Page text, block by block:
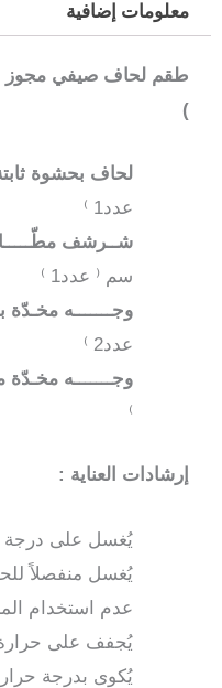
6
جريج
معلومات إضافية
)
لحاف بحشوة
عدد1 ⁾
شــرشف
سم ⁽ عدد1 ⁾
وجـــــــه
عدد2 ⁾
وجـــــــه
⁾
إرشادات العناية :
يُغسل على درجة
يُغسل منفصلاً
عدم استخدام
يُجفف على
يُكوى بدرجة